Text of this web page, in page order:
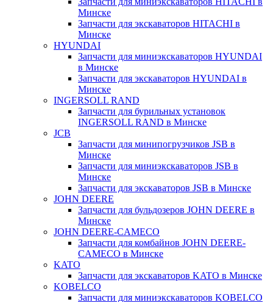
Минске
Запчасти для экскаваторов HITACHI в
Минске
HYUNDAI
Запчасти для миниэкскаваторов HYUNDAI
в Минске
Запчасти для экскаваторов HYUNDAI в
Минске
INGERSOLL RAND
Запчасти для бурильных установок
INGERSOLL RAND в Минске
JCB
Запчасти для минипогрузчиков JSB в
Минске
Запчасти для миниэкскаваторов JSB в
Минске
Запчасти для экскаваторов JSB в Минске
JOHN DEERE
Запчасти для бульдозеров JOHN DEERE в
Минске
JOHN DEERE-CAMECO
Запчасти для комбайнов JOHN DEERE-
CAMECO в Минске
KATO
Запчасти для экскаваторов KATO в Минске
KOBELCO
Запчасти для миниэкскаваторов KOBELCO